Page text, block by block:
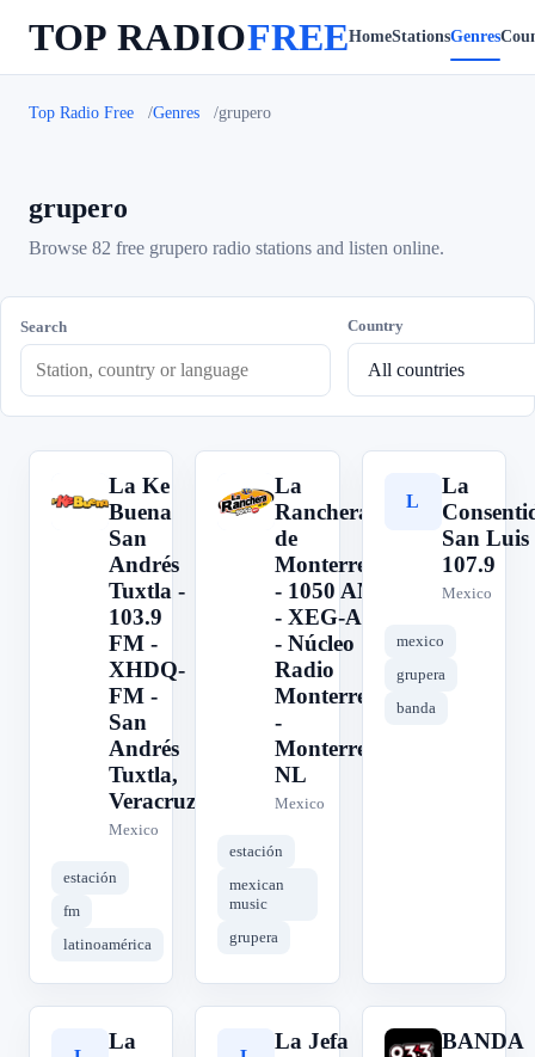
TOP RADIOFREEHomeStationsGenres
Top Radio Free Genres grupero
grupero
Browse 82 free grupero radio stations and listen online.
Search Country
L
La Ke
Buena
San
Andrés
Tuxtla -
103.9
FM -
XHDQ-
FM -
San
Andrés
Tuxtla,
Veracruz
Mexico
estación
fm
latinoamérica
L
La
Ranchera
de
Monterrey
- 1050 AM
- XEG-AM
- Núcleo
Radio
Monterrey
-
Monterrey,
NL
Mexico
estación
mexican
music
grupera
L
La
San Luis
107.9
Mexico
mexico
grupera
banda
La
La Jefa
BANDA